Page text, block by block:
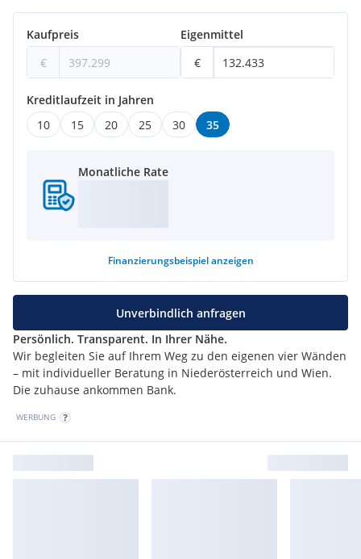
Kaufpreis
€
Eigenmittel
€
Kreditlaufzeit in Jahren
10
15 20 25 30 35
Monatliche Rate
Finanzierungsbeispiel anzeigen
Persönlich. Transparent. In Ihrer Nähe.
Wir begleiten Sie auf Ihrem Weg zu den eigenen vier Wänden
– mit individueller Beratung in Niederösterreich und Wien.
Die zuhause ankommen Bank.
Unverbindlich anfragen
WERBUNG